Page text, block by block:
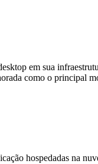
em sua
como o principal
hospedadas na